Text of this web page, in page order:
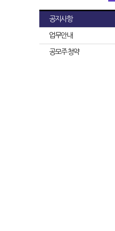
공지사항
업무안내
공모주 청약